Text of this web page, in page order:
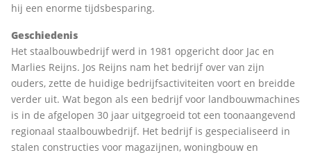
hij een enorme tijdsbesparing.
Geschiedenis
Het staalbouwbedrijf werd in 1981 opgericht door Jac en
Marlies Reijns. Jos Reijns nam het bedrijf over van zijn
ouders, zette de huidige bedrijfsactiviteiten voort en breidde
verder uit. Wat begon als een bedrijf voor landbouwmachines
is in de afgelopen 30 jaar uitgegroeid tot een toonaangevend
regionaal staalbouwbedrijf. Het bedrijf is gespecialiseerd in
stalen constructies voor magazijnen, woningbouw en